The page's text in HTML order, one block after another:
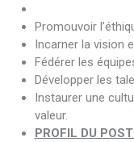
Promouvoir
Incarner la vision
Fédérer les
Développer les
Instaurer une
valeur.
PROFIL DU